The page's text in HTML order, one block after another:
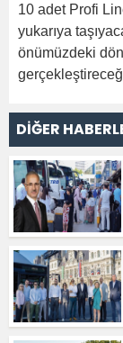
10 adet Profi
yukarıya
önümüzdeki
DİĞER